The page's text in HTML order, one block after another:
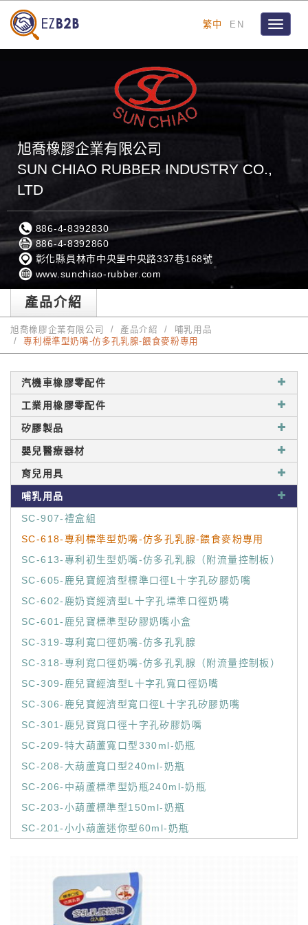
繁中 EN
Toggle
旭喬橡膠企業有限公司
SUN CHIAO RUBBER INDUSTRY CO.,
LTD
886-4-8392830
886-4-8392860
彰化縣員林市中央里中央路337巷168號
www.sunchiao-rubber.com
產品介紹
旭喬橡膠企業有限公司 產品介紹
哺乳用品
專利標準型奶嘴-仿多孔乳腺-餵食麥粉專用
汽機車橡膠零配件
工業用橡膠零配件
矽膠製品
嬰兒醫療器材
育兒用具
哺乳用品
SC-907-禮盒組
SC-618-專利標準型奶嘴-仿多孔乳腺-餵食麥粉專用
SC-613-專利初生型奶嘴-仿多孔乳腺（附流量控制板）
SC-605-鹿兒寶經濟型標準口徑L十字孔矽膠奶嘴
SC-602-鹿奶寶經濟型L十字孔墂準口徑奶嘴
SC-601-鹿兒寶標準型矽膠奶嘴小盒
SC-319-專利寬口徑奶嘴-仿多孔乳腺
SC-318-專利寬口徑奶嘴-仿多孔乳腺（附流量控制板）
SC-309-鹿兒寶經濟型L十字孔寬口徑奶嘴
SC-306-鹿兒寶經濟型寬口徑L十字孔矽膠奶嘴
SC-301-鹿兒寶寬口徑十字孔矽膠奶嘴
SC-209-特大葫蘆寬口型330ml-奶瓶
SC-208-大葫蘆寬口型240ml-奶瓶
SC-206-中葫蘆標準型奶瓶240ml-奶瓶
SC-203-小葫蘆標準型150ml-奶瓶
SC-201-小小葫蘆迷你型60ml-奶瓶